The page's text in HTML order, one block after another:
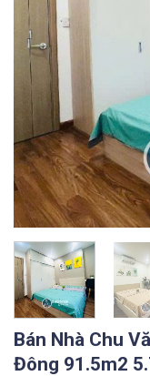
Bán Nhà Chu
Đông 91.5m2